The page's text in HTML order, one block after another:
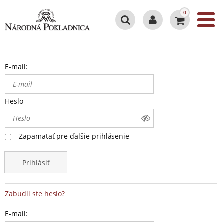
0
E-mail:
Heslo
Zapamätať pre ďalšie prihlásenie
Prihlásiť
Zabudli ste heslo?
E-mail: